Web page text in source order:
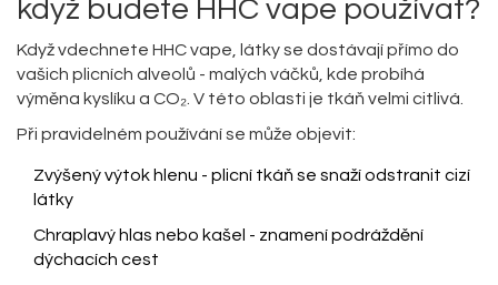
když budete HHC vape používat?
Když vdechnete HHC vape, látky se dostávají přímo do
vašich plicních alveolů - malých váčků, kde probíhá
výměna kyslíku a CO₂. V této oblasti je tkáň velmi citlivá.
Při pravidelném používání se může objevit:
Zvýšený výtok hlenu - plicní tkáň se snaží odstranit cizí
látky
Chraplavý hlas nebo kašel - znamení podráždění
dýchacích cest